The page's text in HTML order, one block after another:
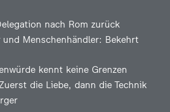
nach Rom zurück
und Menschenhändler: Bekehrt
kennt keine Grenzen
die Liebe, dann die Technik